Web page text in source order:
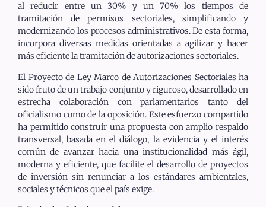
al reducir entre un 30% y un 70% los tiempos de
tramitación de permisos sectoriales, simplificando y
modernizando los procesos administrativos. De esta forma,
incorpora diversas medidas orientadas a agilizar y hacer
más eficiente la tramitación de autorizaciones sectoriales.
El Proyecto de Ley Marco de Autorizaciones Sectoriales ha
sido fruto de un trabajo conjunto y riguroso, desarrollado en
estrecha colaboración con parlamentarios tanto del
oficialismo como de la oposición. Este esfuerzo compartido
ha permitido construir una propuesta con amplio respaldo
transversal, basada en el diálogo, la evidencia y el interés
común de avanzar hacia una institucionalidad más ágil,
moderna y eficiente, que facilite el desarrollo de proyectos
de inversión sin renunciar a los estándares ambientales,
sociales y técnicos que el país exige.